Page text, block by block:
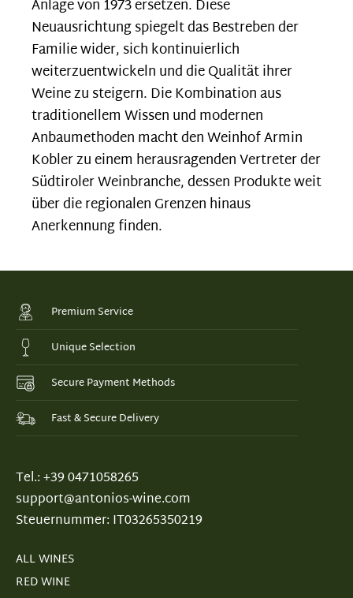
Anlage von 1973 ersetzen. Diese
Neuausrichtung spiegelt das Bestreben der
Familie wider, sich kontinuierlich
weiterzuentwickeln und die Qualität ihrer
Weine zu steigern. Die Kombination aus
traditionellem Wissen und modernen
Anbaumethoden macht den Weinhof Armin
Kobler zu einem herausragenden Vertreter der
Südtiroler Weinbranche, dessen Produkte weit
über die regionalen Grenzen hinaus
Anerkennung finden.
Premium Service
Unique Selection
Secure Payment Methods
Fast & Secure Delivery
Tel.: +39 0471058265
support@antonios-wine.com
Steuernummer: IT03265350219
ALL WINES
RED WINE